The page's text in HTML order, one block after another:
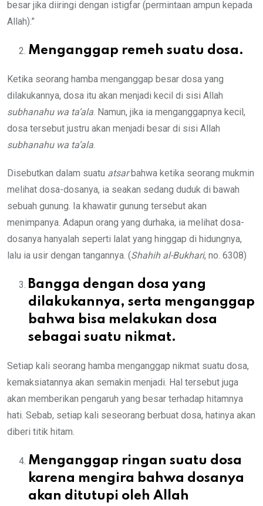
besar jika diiringi dengan istigfar (permintaan ampun kepada
Allah).”
Menganggap remeh suatu dosa.
Ketika seorang hamba menganggap besar dosa yang
dilakukannya, dosa itu akan menjadi kecil di sisi Allah
subhanahu wa ta’ala. Namun, jika ia menganggapnya kecil,
dosa tersebut justru akan menjadi besar di sisi Allah
subhanahu wa ta’ala.
Disebutkan dalam suatu atsarbahwa ketika seorang mukmin
melihat dosa-dosanya, ia seakan sedang duduk di bawah
sebuah gunung. Ia khawatir gunung tersebut akan
menimpanya. Adapun orang yang durhaka, ia melihat dosa-
dosanya hanyalah seperti lalat yang hinggap di hidungnya,
lalu ia usir dengan tangannya. (Shahih al-Bukhari, no. 6308)
Bangga dengan dosa yang
dilakukannya, serta menganggap
bahwa bisa melakukan dosa
sebagai suatu nikmat.
Setiap kali seorang hamba menganggap nikmat suatu dosa,
kemaksiatannya akan semakin menjadi. Hal tersebut juga
akan memberikan pengaruh yang besar terhadap hitamnya
hati. Sebab, setiap kali seseorang berbuat dosa, hatinya akan
diberi titik hitam.
Menganggap ringan suatu dosa
karena mengira bahwa dosanya
akan ditutupi oleh Allah